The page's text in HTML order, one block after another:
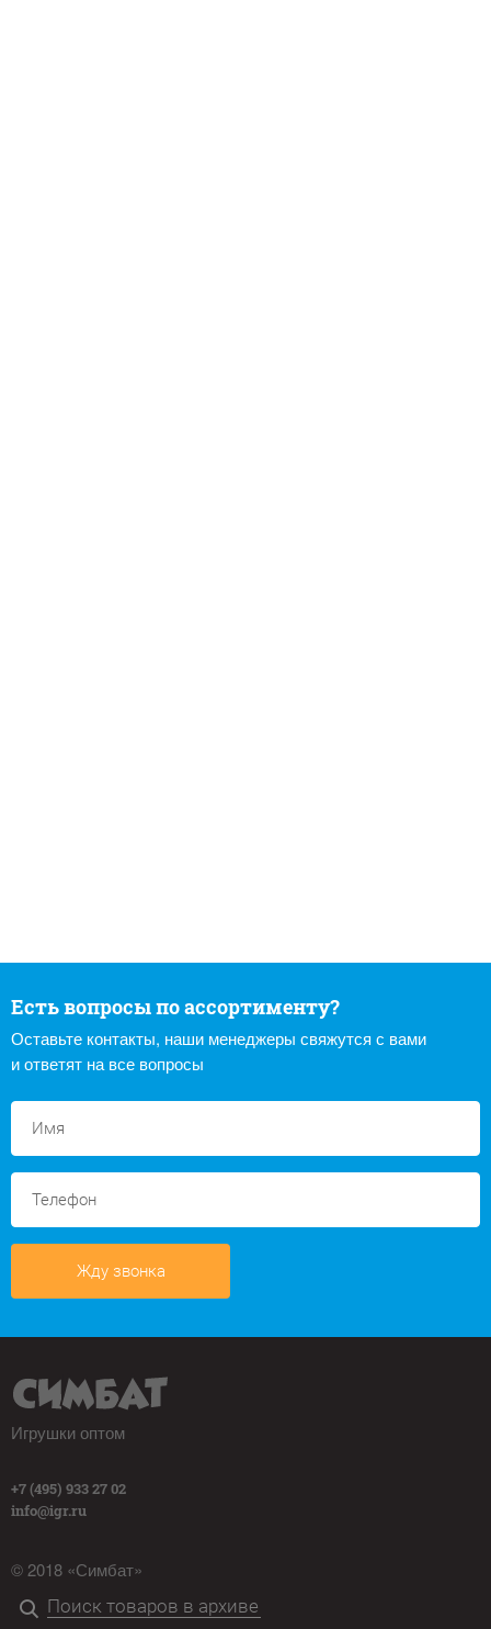
Есть вопросы по ассортименту?
Оставьте контакты, наши менеджеры свяжутся с вами
и ответят на все вопросы
Жду звонка
Игрушки оптом
+7 (495) 933 27 02
info@igr.ru
© 2018 «Симбат»